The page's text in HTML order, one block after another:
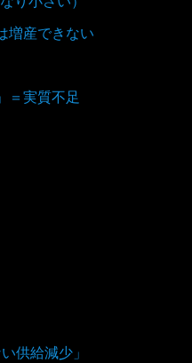
増産できない
＝実質不足
供給減少」